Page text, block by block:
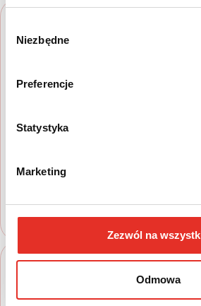
zgody
Niezbędne
Preferencje
Statystyka
Marketing
Zezwól na
Odmowa
Zapoznaj się z nasza
model, który najbardziej